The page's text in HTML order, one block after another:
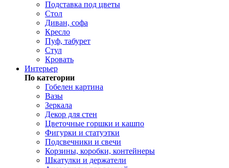
Подставка под цветы
Стол
Диван, софа
Кресло
Пуф, табурет
Стул
Кровать
Интерьер
По категории
Гобелен картина
Вазы
Зеркала
Декор для стен
Цветочные горшки и кашпо
Фигурки и статуэтки
Подсвечники и свечи
Корзины, коробки, контейнеры
Шкатулки и держатели